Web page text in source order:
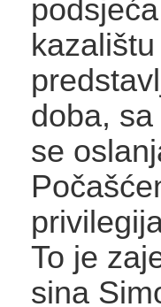
doba,
se
To je
sina